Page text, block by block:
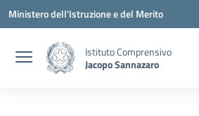
Vai ai contenuti
Vai al menu di navigazione
Vai al footer
Ministero dell'Istruzione e del Merito
Istituto Comprensivo
Jacopo Sannazaro